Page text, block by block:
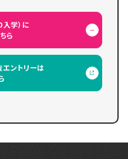
学）に
ら
ントリーは